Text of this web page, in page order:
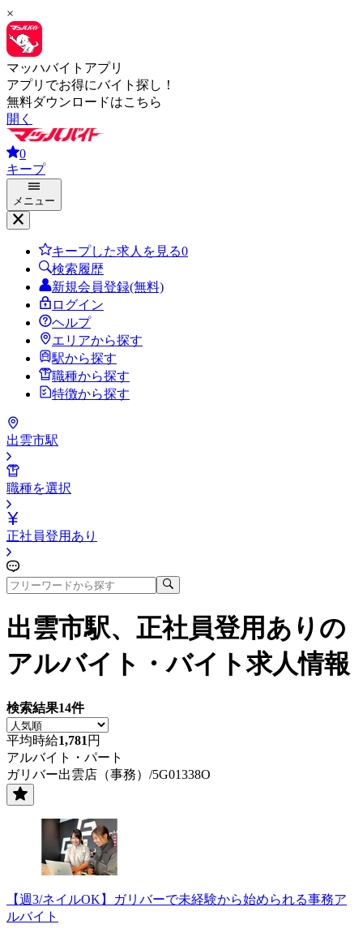
×
マッハバイトアプリ
アプリでお得にバイト探し！
無料ダウンロードはこちら
開く
0
キープ
メニュー
キープした求人を見る0
検索履歴
新規会員登録(無料)
ログイン
ヘルプ
エリアから探す
駅から探す
職種から探す
特徴から探す
出雲市駅
職種を選択
正社員登用あり
出雲市駅、正社員登用あり の
アルバイト・バイト求人情報
検索結果14件
平均時給1,781 円
アルバイト・パート
ガリバー出雲店（事務）/5G01338O
【週3/ネイルOK】ガリバーで未経験から始められる事務ア
ルバイト